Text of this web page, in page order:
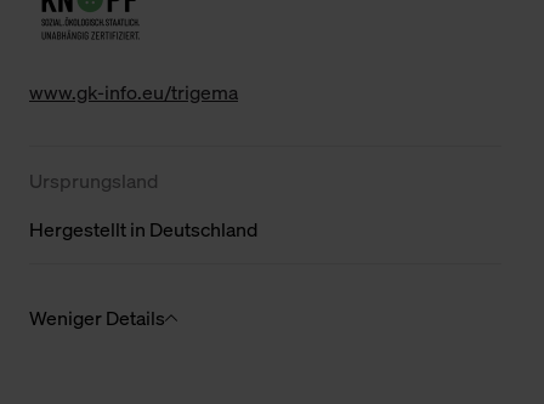
www.gk-info.eu/trigema
Ursprungsland
Hergestellt in Deutschland
Weniger Details